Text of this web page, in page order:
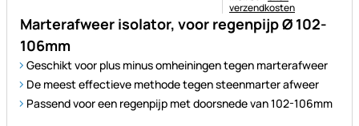
Marterafweer isolator, voor regenpijp Ø 102-
106mm
Geschikt voor plus minus omheiningen tegen marterafweer
De meest effectieve methode tegen steenmarter afweer
Passend voor een regenpijp met doorsnede van 102-106mm
verzendkosten